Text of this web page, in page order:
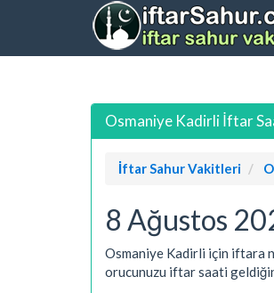
Osmaniye Kadirli İftar
İftar Sahur Vakitleri
8 Ağustos
Osmaniye Kadirli için iftara
orucunuzu iftar saati